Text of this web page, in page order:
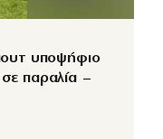
υποψήφιο
παραλία –